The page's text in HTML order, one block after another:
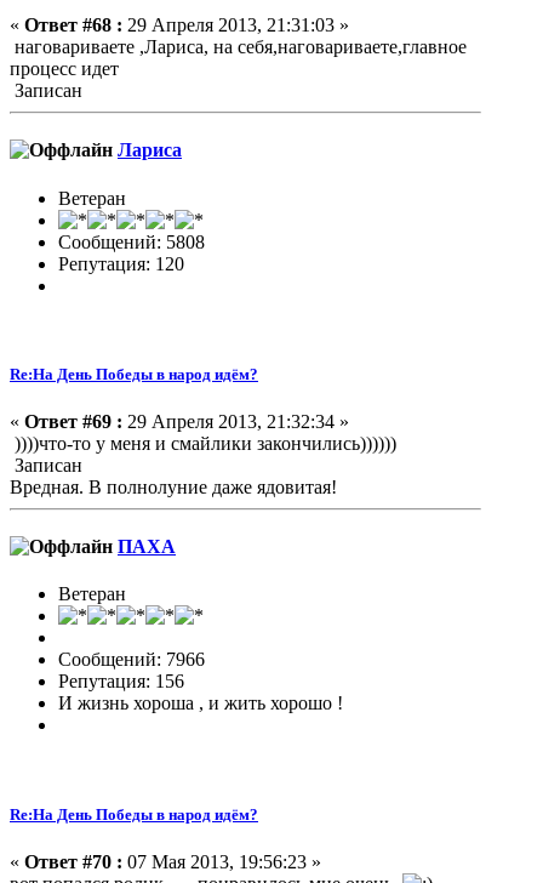
« Ответ #68 : 29 Апреля 2013, 21:31:03 »
наговариваете ,Лариса, на себя,наговариваете,главное
процесс идет
Записан
Лариса
Ветеран
Сообщений: 5808
Репутация: 120
Re:На День Победы в народ идём?
« Ответ #69 : 29 Апреля 2013, 21:32:34 »
))))что-то у меня и смайлики закончились))))))
Записан
Вредная. В полнолуние даже ядовитая!
ПАХА
Ветеран
Сообщений: 7966
Репутация: 156
И жизнь хороша , и жить хорошо !
Re:На День Победы в народ идём?
« Ответ #70 : 07 Мая 2013, 19:56:23 »